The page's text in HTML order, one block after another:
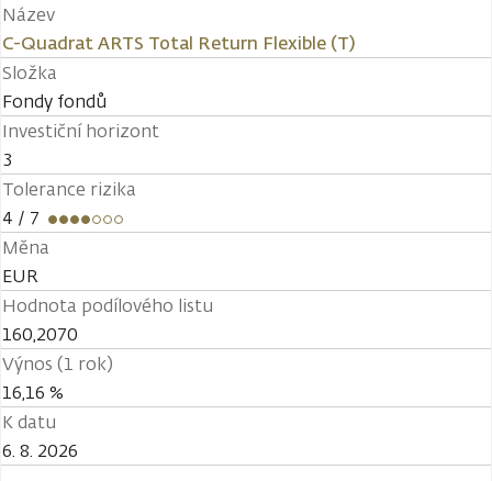
Název
C-Quadrat ARTS Total Return Flexible (T)
Složka
Fondy fondů
Investiční horizont
3
Tolerance rizika
4 / 7
Měna
EUR
Hodnota podílového listu
160,2070
Výnos (1 rok)
16,16 %
K datu
6. 8. 2026